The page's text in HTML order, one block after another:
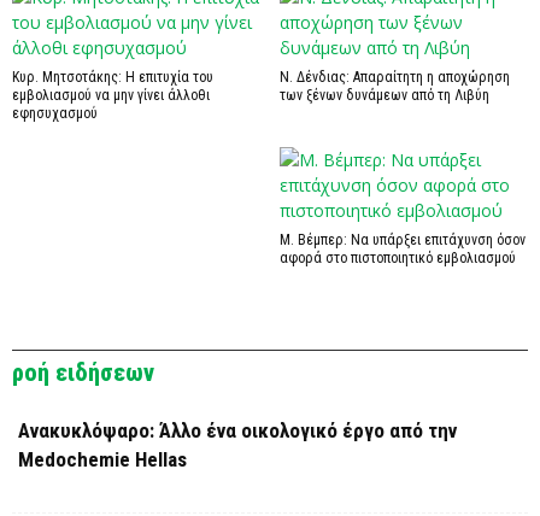
Κυρ. Μητσοτάκης: Η επιτυχία του
εμβολιασμού να μην γίνει άλλοθι
εφησυχασμού
Ν. Δένδιας: Απαραίτητη η αποχώρηση
των ξένων δυνάμεων από τη Λιβύη
Μ. Βέμπερ: Να υπάρξει επιτάχυνση όσον
αφορά στο πιστοποιητικό εμβολιασμού
ροή ειδήσεων
Ανακυκλόψαρο: Άλλο ένα οικολογικό έργο από την
Medochemie Hellas